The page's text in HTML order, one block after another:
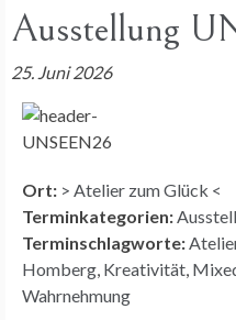
Ausstellung
25. Juni 2026
Ort: > Atelier zum Glück <
Terminkategorien:
Terminschlagworte:
Homberg, Kreativität,
Wahrnehmung